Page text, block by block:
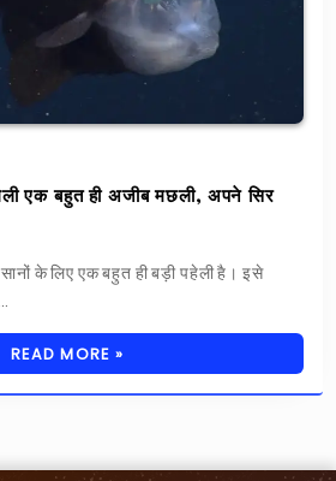
एक बहुत ही अजीब मछली, अपने सिर
के लिए एक बहुत ही बड़ी पहेली है। इसे
READ MORE »